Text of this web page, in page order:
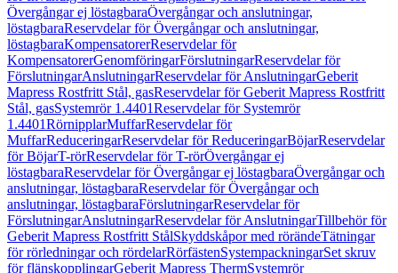
Övergångar ej löstagbaraÖvergångar och anslutningar,
löstagbaraReservdelar för Övergångar och anslutningar,
löstagbaraKompensatorerReservdelar för
KompensatorerGenomföringarFörslutningarReservdelar för
FörslutningarAnslutningarReservdelar för AnslutningarGeberit
Mapress Rostfritt Stål, gasReservdelar för Geberit Mapress Rostfritt
Stål, gasSystemrör 1.4401Reservdelar för Systemrör
1.4401RörnipplarMuffarReservdelar för
MuffarReduceringarReservdelar för ReduceringarBöjarReservdelar
för BöjarT-rörReservdelar för T-rörÖvergångar ej
löstagbaraReservdelar för Övergångar ej löstagbaraÖvergångar och
anslutningar, löstagbaraReservdelar för Övergångar och
anslutningar, löstagbaraFörslutningarReservdelar för
FörslutningarAnslutningarReservdelar för AnslutningarTillbehör för
Geberit Mapress Rostfritt StålSkyddskåpor med rörändeTätningar
för rörledningar och rördelarRörfästenSystempackningarSet skruv
för flänskopplingarGeberit Mapress ThermSystemrör